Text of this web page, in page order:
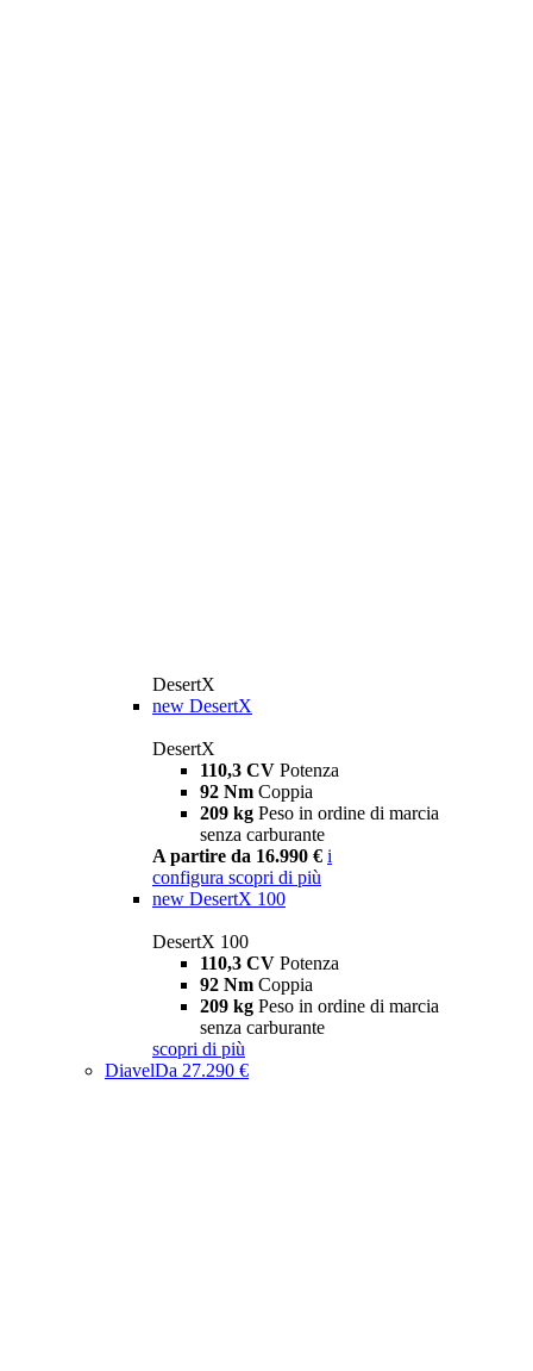
DesertX
new DesertX
DesertX
110,3 CV Potenza
92 Nm Coppia
209 kg Peso in ordine di marcia
senza carburante
A partire da 16.990 € i
configura scopri di più
new DesertX 100
DesertX 100
110,3 CV Potenza
92 Nm Coppia
209 kg Peso in ordine di marcia
senza carburante
scopri di più
DiavelDa 27.290 €